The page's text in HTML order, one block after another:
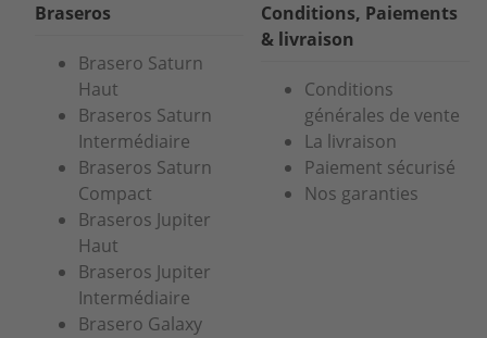
Braseros
Brasero Saturn
Haut
Braseros Saturn
Intermédiaire
Braseros Saturn
Compact
Braseros Jupiter
Haut
Braseros Jupiter
Intermédiaire
Brasero Galaxy
Conditions, Paiements
& livraison
Conditions
générales de vente
La livraison
Paiement sécurisé
Nos garanties